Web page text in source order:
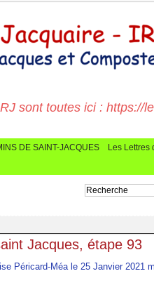
sont toutes ici : https://
DE SAINT-JACQUES
Les Lettres
Jacques, étape 93
Péricard-Méa le 25 Janvier 2021